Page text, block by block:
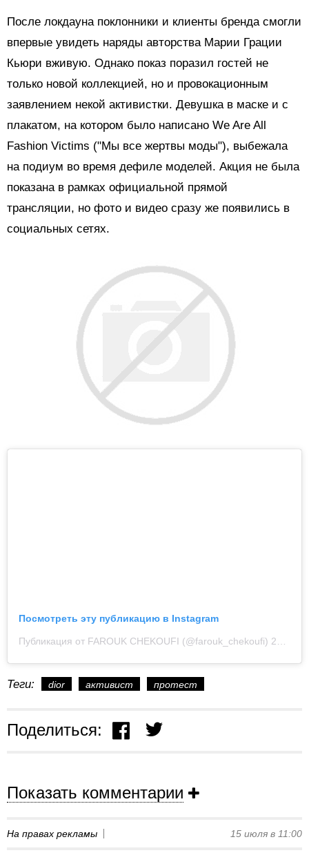
После локдауна поклонники и клиенты бренда смогли
впервые увидеть наряды авторства Марии Грации
Кьюри вживую. Однако показ поразил гостей не
только новой коллекцией, но и провокационным
заявлением некой активистки. Девушка в маске и с
плакатом, на котором было написано We Are All
Fashion Victims ("Мы все жертвы моды"), выбежала
на подиум во время дефиле моделей. Акция не была
показана в рамках официальной прямой
трансляции, но фото и видео сразу же появились в
социальных сетях.
Посмотреть эту публикацию в Instagram
Публикация от FAROUK CHEKOUFI (@farouk_chekoufi) 29 Сен 2020 в 6:18 PDT
Теги: dior активист протест
Поделиться:
Показать комментарии
На правах рекламы 15 июля в 11:00